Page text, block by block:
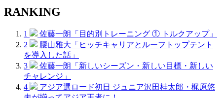
RANKING
1
佐藤一朗「目的別トレーニング ① トルクアップ」
2
腰山雅大「ヒッチキャリアとルーフトップテント
を導入した話」
3
佐藤一朗「新しいシーズン・新しい目標・新しい
チャレンジ」
4
アジア選ロード初日 ジュニア沢田桂太郎・梶原悠